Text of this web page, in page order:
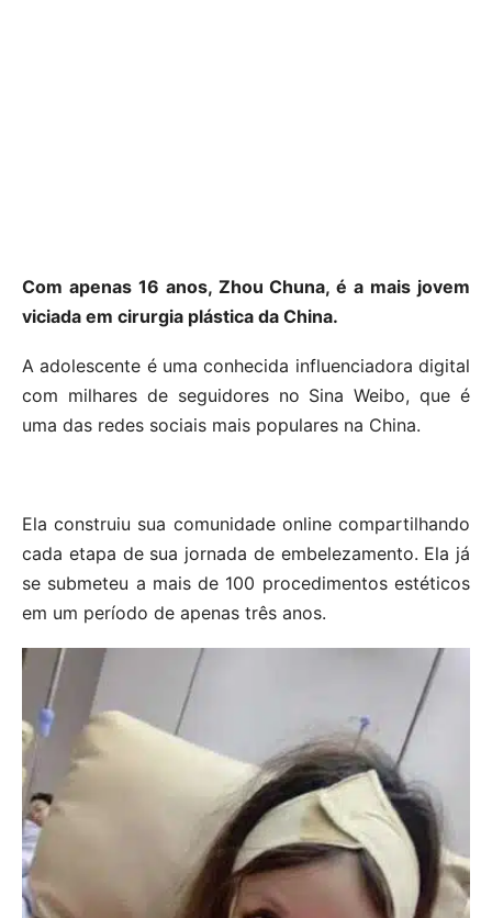
Com apenas 16 anos, Zhou Chuna, é a mais jovem
viciada em cirurgia plástica da China.
A adolescente é uma conhecida influenciadora digital
com milhares de seguidores no Sina Weibo, que é
uma das redes sociais mais populares na China.
Ela construiu sua comunidade online compartilhando
cada etapa de sua jornada de embelezamento. Ela já
se submeteu a mais de 100 procedimentos estéticos
em um período de apenas três anos.